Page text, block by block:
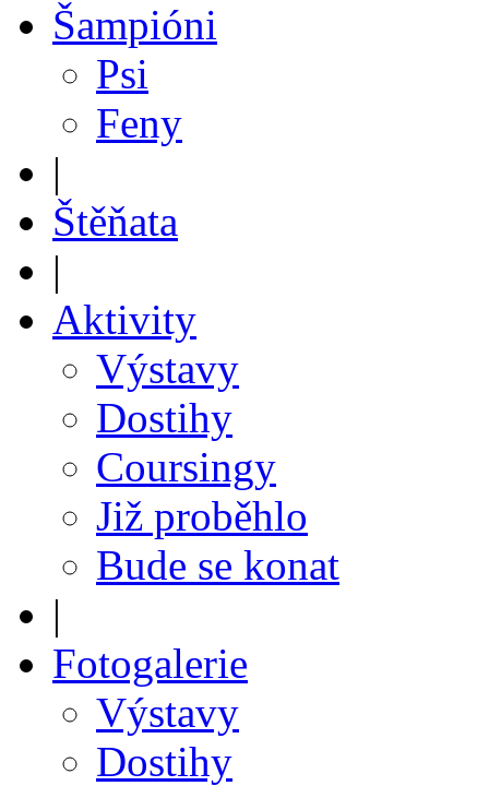
Šampióni
Psi
Feny
|
Štěňata
|
Aktivity
Výstavy
Dostihy
Coursingy
Již proběhlo
Bude se konat
|
Fotogalerie
Výstavy
Dostihy